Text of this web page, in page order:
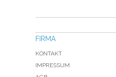
FIRMA
KONTAKT
IMPRESSUM